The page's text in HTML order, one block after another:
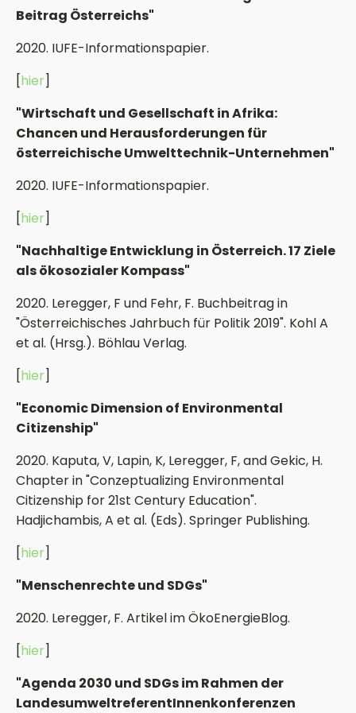
Beitrag Österreichs"
2020. IUFE-Informationspapier.
[hier]
"Wirtschaft und Gesellschaft in Afrika:
Chancen und Herausforderungen für
österreichische Umwelttechnik-Unternehmen"
2020. IUFE-Informationspapier.
[hier]
"Nachhaltige Entwicklung in Österreich. 17 Ziele
als ökosozialer Kompass"
2020. Leregger, F und Fehr, F. Buchbeitrag in
"Österreichisches Jahrbuch für Politik 2019". Kohl A
et al. (Hrsg.). Böhlau Verlag.
[hier]
"Economic Dimension of Environmental
Citizenship"
2020. Kaputa, V, Lapin, K, Leregger, F, and Gekic, H.
Chapter in "Conzeptualizing Environmental
Citizenship for 21st Century Education".
Hadjichambis, A et al. (Eds). Springer Publishing.
[hier]
"Menschenrechte und SDGs"
2020. Leregger, F. Artikel im ÖkoEnergieBlog.
[hier]
"Agenda 2030 und SDGs im Rahmen der
LandesumweltreferentInnenkonferenzen